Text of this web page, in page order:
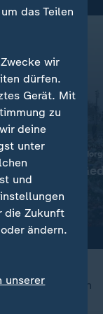
Nachrichten | ZDF-
Magdeburg:
Nachdenken
Video2:19
nach oben
das Teilen
wir
dürfen.
Gerät. Mit
zu
deine
unter
und
die Zukunft
ändern.
unserer